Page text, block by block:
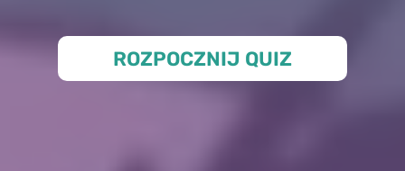
ROZPOCZNIJ QUIZ